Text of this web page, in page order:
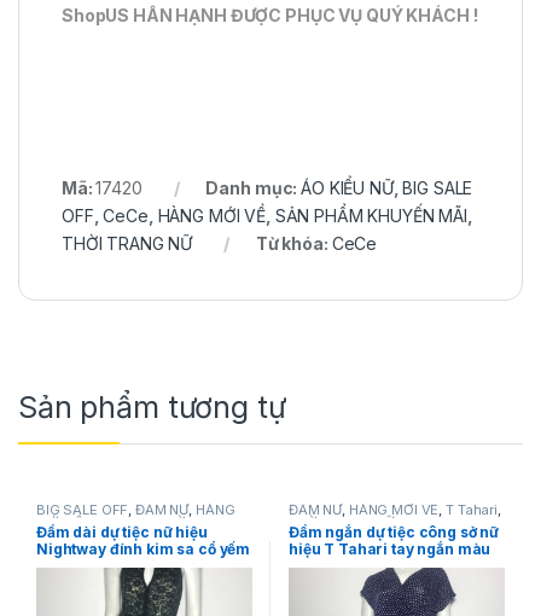
ShopUS HÂN HẠNH ĐƯỢC PHỤC VỤ QUÝ KHÁCH !
Mã:17420 Danh mục:ÁO KIỂU NỮ,BIG SALE
OFF ,CeCe HÀNG MỚI VỀ, SẢN PHẨM KHUYẾN MÃI
THỜI TRANG NỮ
Từ khóa: CeCe
Sản phẩm tương tự
BIG SALE OFF,ĐẦM NỮ, HÀNG
MỚI VỀ , Nightway THỜI TRANG
NỮ
Đầm dài dự tiệc nữ hiệu
Nightway đính kim sa cổ yếm
không tay khoét ngực màu
xanh size 8P chính hãng
ĐẦM NỮ, HÀNG MỚI VỀ,T Tahari,
THỜI TRANG NỮ
Đầm ngắn dự tiệc công sở nữ
hiệu T Tahari tay ngắn màu
xanh chấm bi trắng size 6
chính hãng